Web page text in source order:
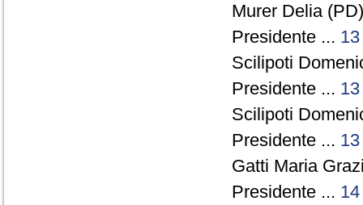
Murer Delia
Presidente ... 13
Scilipoti
Presidente ... 13
Scilipoti
Presidente ... 13
Gatti Maria
Presidente ... 14